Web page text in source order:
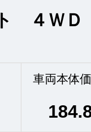
４ＷＤ
車両本体
184